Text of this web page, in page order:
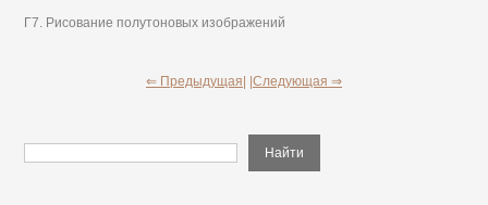
Г7. Рисование полутоновых изображений
⇐ Предыдущая| |Следующая ⇒